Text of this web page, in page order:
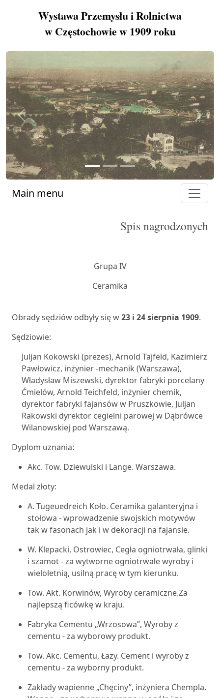
Wystawa Przemysłu i Rolnictwa
w Częstochowie w 1909 roku
Previous Next
Main menu
Spis nagrodzonych
Grupa IV
Ceramika
Obrady sędziów odbyły się w23 i 24 sierpnia 1909.
Sędziowie:
Juljan Kokowski (prezes), Arnold Tajfeld, Kazimierz
Pawłowicz, inżynier -mechanik (Warszawa),
Władysław Miszewski, dyrektor fabryki porcelany
Ćmielów, Arnold Teichfeld, inżynier chemik,
dyrektor fabryki fajansów w Pruszkowie, Juljan
Rakowski dyrektor cegielni parowej w Dąbrówce
Wilanowskiej pod Warszawą.
Dyplom uznania:
Akc. Tow. Dziewulski i Lange. Warszawa.
Medal złoty:
A. Tugeuedreich Koło. Ceramika galanteryjna i
stołowa - wprowadzenie swojskich motywów
tak w fasonach jak i w dekoracji na fajansie.
W. Klepacki, Ostrowiec, Cegła ogniotrwała, glinki
i szamot - za wytworne ogniotrwałe wyroby i
wieloletnią, usilną pracę w tym kierunku.
Tow. Akt. Korwinów, Wyroby ceramiczne.Za
najlepszą ficówkę w kraju.
Fabryka Cementu „Wrzosowa”, Wyroby z
cementu - za wyborowy produkt.
Tow. Akc. Cementu, Łazy. Cement i wyroby z
cementu - za wyborny produkt.
Zakłady wapienne „Chęciny”, inżyniera Chempla.